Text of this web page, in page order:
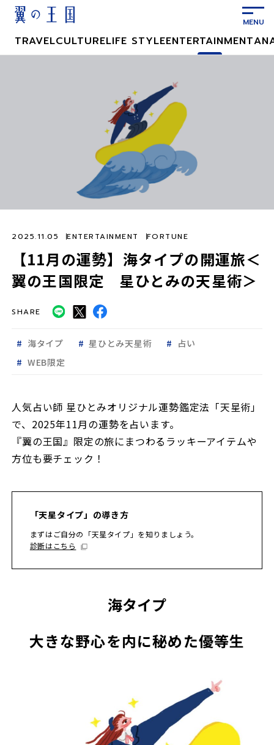
TRAVELCULTURELIFE STYLEENTERTAINMENT
【11月の運勢】海タイプの開運旅＜
翼の王国限定 星ひとみの天星術＞
2025.11.05 ENTERTAINMENT FORTUNE
SHARE
海タイプ 星ひとみ天星術
占い
WEB限定
人気占い師 星ひとみオリジナル運勢鑑定法「天星術」
で、2025年11月の運勢を占います。
『翼の王国』限定の旅にまつわるラッキーアイテムや
方位も要チェック！
「天星タイプ」の導き方
まずはご自分の「天星タイプ」を知りましょう。
診断はこちら
海タイプ
大きな野心を内に秘めた優等生